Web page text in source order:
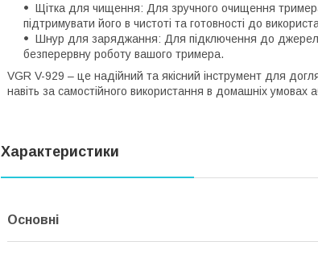
Щітка для чищення: Для зручного очищення
підтримувати його в чистоті та готовності до
Шнур для заряджання: Для підключення до
безперервну роботу вашого тримера.
VGR V-929 – це надійний та якісний інструмент для
навіть за самостійного використання в домашніх умовах
Характеристики
Основні